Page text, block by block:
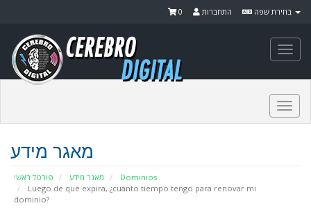
התחברות 0
מאגר מידע
פורטל ראשי מאגר מידע
Dominios
Luego de que expira, ¿cuánto tiempo tengo para renovar mi
dominio?